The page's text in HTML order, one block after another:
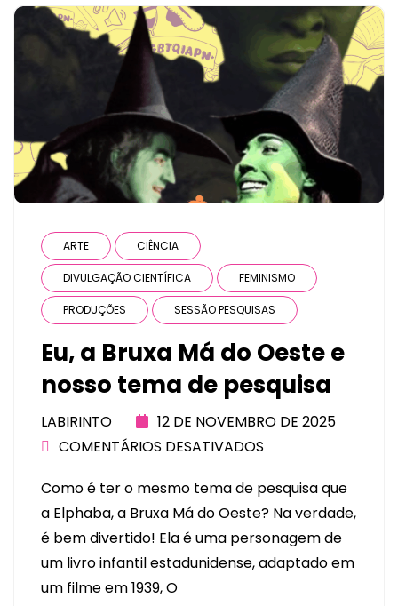
ARTE CIÊNCIA
DIVULGAÇÃO CIENTÍFICA FEMINISMO
PRODUÇÕES SESSÃO PESQUISAS
Eu, a Bruxa Má do Oeste e
nosso tema de pesquisa
LABIRINTO
12 DE NOVEMBRO DE 2025
COMENTÁRIOS DESATIVADOS
Como é ter o mesmo tema de pesquisa que
a Elphaba, a Bruxa Má do Oeste? Na verdade,
é bem divertido! Ela é uma personagem de
um livro infantil estadunidense, adaptado em
um filme em 1939, O